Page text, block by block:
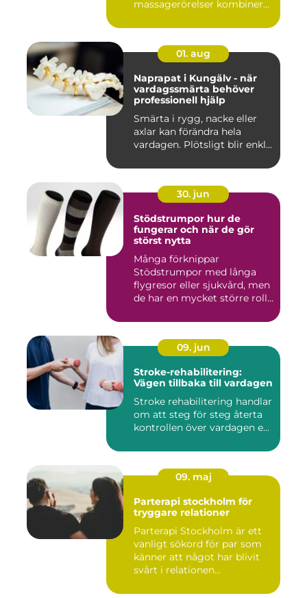
massagerörelser kombineras
01. aug
Naprapat i Kungälv - när
vardagssmärta behöver
professionell hjälp
Smärta i rygg, nacke eller
axlar kan förändra hela
vardagen. Plötsligt blir enkl...
30. jun
Stödstrumpor hur de
fungerar och när de gör
störst nytta
Många förknippar
Stödstrumpor med långa
flygresor eller sjukvård, men
de har en mycket större roll
09. jun
Stroke-rehabilitering:
Vägen tillbaka till vardagen
Stroke rehabilitering handlar
om att steg för steg återta
kontrollen över vardagen e...
09. maj
Parterapi stockholm för
tryggare relationer
Parterapi Stockholm är ett
vanligt sökord för par som
känner att något har blivit
svårt i relationen...